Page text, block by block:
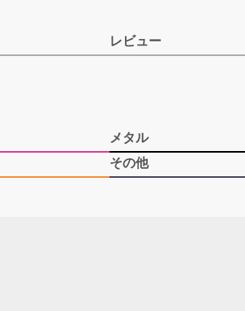
レビュー
メタル
その他